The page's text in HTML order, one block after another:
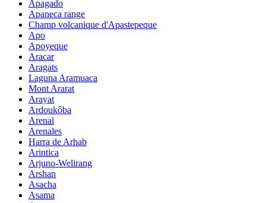
Apagado
Apaneca range
Champ volcanique d'Apastepeque
Apo
Apoyeque
Aracar
Aragats
Laguna Aramuaca
Mont Ararat
Arayat
Ardoukôba
Arenal
Arenales
Harra de Arhab
Arintica
Arjuno-Welirang
Arshan
Asacha
Asama